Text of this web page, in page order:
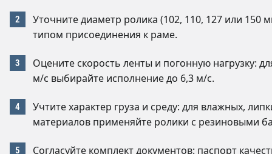
Уточните диаметр ролика (102, 110, 127 или 150
типом присоединения к раме.
Оцените скорость ленты и погонную нагрузку:
м/с выбирайте исполнение до 6,3 м/с.
Учтите характер груза и среду: для влажных,
материалов применяйте ролики с резиновыми
Согласуйте комплект документов: паспорт